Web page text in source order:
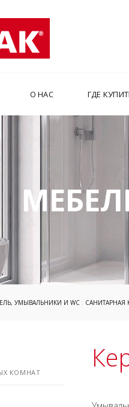
О НАС ГДЕ
УМЫВАЛЬНИКИ И WC : САНИТАРНАЯ
КОМНАТ